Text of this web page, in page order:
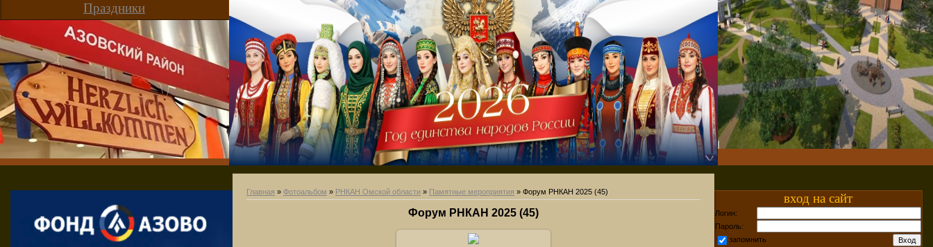
Праздники
Главная » Фотоальбом » РНКАН Омской области » Памятные мероприятия » Форум РНКАН 2025 (45)
Форум РНКАН 2025 (45)
вход на сайт
Логин:
Пароль:
запомнить